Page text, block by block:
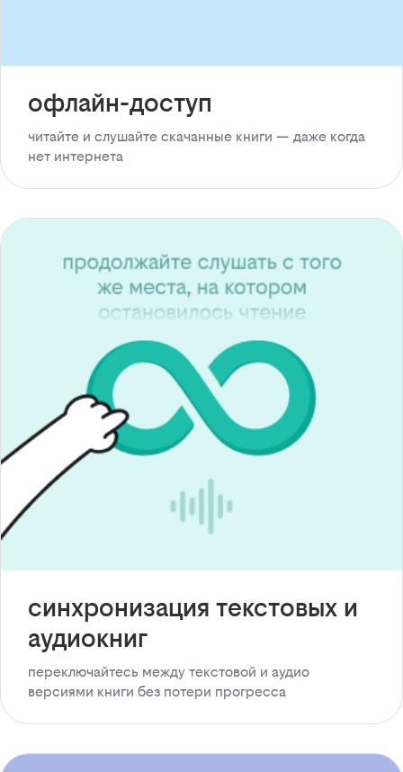
офлайн-доступ
читайте и слушайте скачанные книги — даже когда
нет интернета
синхронизация текстовых и
аудиокниг
переключайтесь между текстовой и аудио
версиями книги без потери прогресса